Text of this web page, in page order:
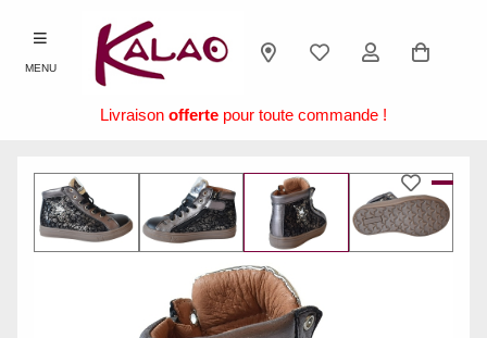
MENU
Livraison offerte pour toute commande !